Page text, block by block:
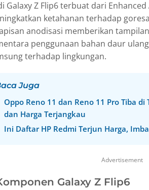
Galaxy Z Flip6 terbuat dari
ketahanan terhadap
anodisasi memberikan
penggunaan bahan daur
terhadap lingkungan.
Juga
Oppo Reno 11 dan Reno 11 Pro Tiba
dan Harga Terjangkau
Ini Daftar HP Redmi Terjun Harga,
Advertisement